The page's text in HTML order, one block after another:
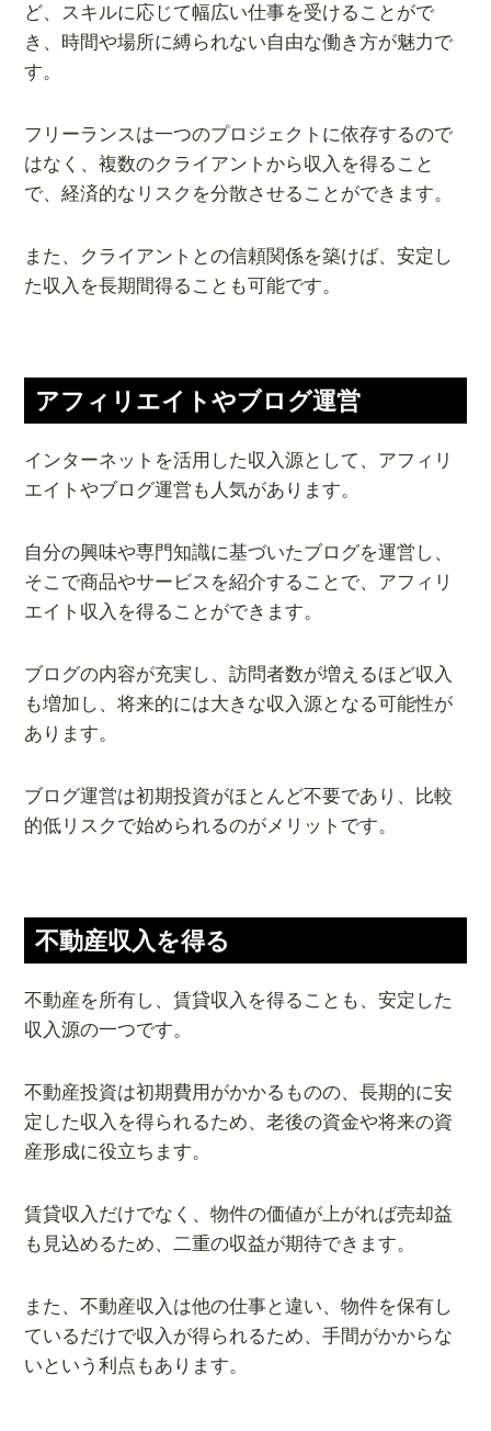
ど、スキルに応じて幅広い仕事を受けることがで
き、時間や場所に縛られない自由な働き方が魅力で
す。
フリーランスは一つのプロジェクトに依存するので
はなく、複数のクライアントから収入を得ること
で、経済的なリスクを分散させることができます。
また、クライアントとの信頼関係を築けば、安定し
た収入を長期間得ることも可能です。
アフィリエイトやブログ運営
インターネットを活用した収入源として、アフィリ
エイトやブログ運営も人気があります。
自分の興味や専門知識に基づいたブログを運営し、
そこで商品やサービスを紹介することで、アフィリ
エイト収入を得ることができます。
ブログの内容が充実し、訪問者数が増えるほど収入
も増加し、将来的には大きな収入源となる可能性が
あります。
ブログ運営は初期投資がほとんど不要であり、比較
的低リスクで始められるのがメリットです。
不動産収入を得る
不動産を所有し、賃貸収入を得ることも、安定した
収入源の一つです。
不動産投資は初期費用がかかるものの、長期的に安
定した収入を得られるため、老後の資金や将来の資
産形成に役立ちます。
賃貸収入だけでなく、物件の価値が上がれば売却益
も見込めるため、二重の収益が期待できます。
また、不動産収入は他の仕事と違い、物件を保有し
ているだけで収入が得られるため、手間がかからな
いという利点もあります。